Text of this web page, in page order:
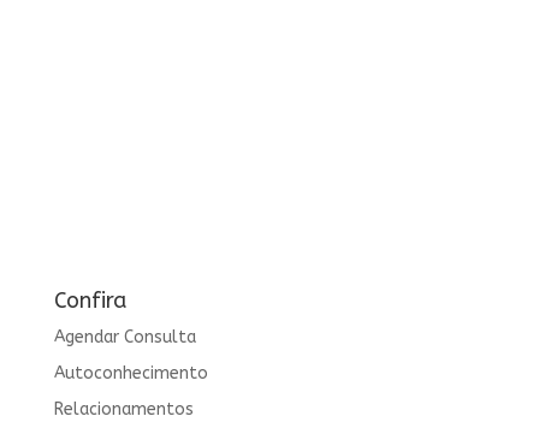
Confira
Agendar Consulta
Autoconhecimento
Relacionamentos